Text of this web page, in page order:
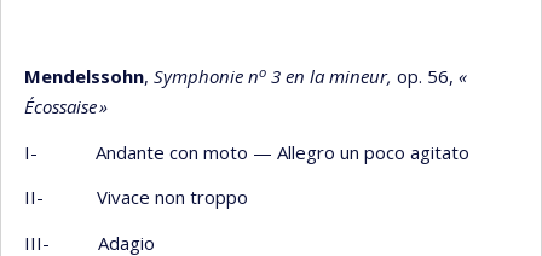
Mendelssohn, Symphonie no 3 en la mineur, op. 56, «
Écossaise»
I- Andante con moto — Allegro un poco agitato
II- Vivace non troppo
III- Adagio